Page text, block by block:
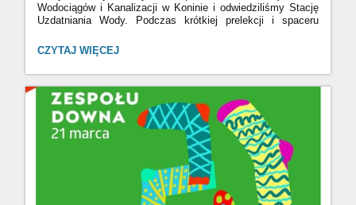
Wodociągów i Kanalizacji w Koninie i odwiedziliśmy Stację
Uzdatniania Wody. Podczas krótkiej prelekcji i spaceru
płynie w naszych kranach i w jaki sposób jest uzdatniana
do spożycia. Otrzymaliśmy także zapewnienie, że
zamiast wody butelkowanej. A zatem - zachęcamy. Bądźmy
eko!
WIZYTA
PRZEDSIĘBIORSTWIE
WODOCIĄGÓW:
CZYTAJ WIĘCEJ